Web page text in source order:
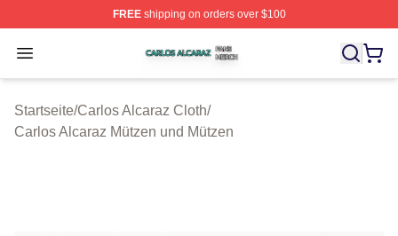
FREEshipping on orders over $100
Open menu
Carlos Alcaraz Shop ⚡️ Officially Licensed Carlos
Startseite/Carlos Alcaraz Cloth/
Carlos Alcaraz Mützen und Mützen